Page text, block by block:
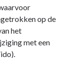
op de
het
met een